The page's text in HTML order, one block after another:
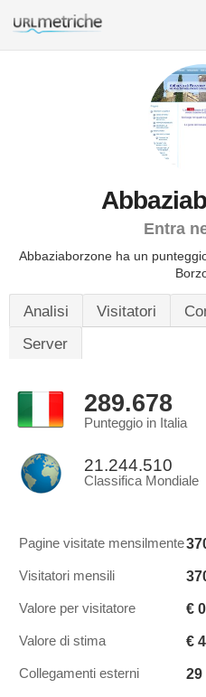
Entra
Abbaziaborzone ha un
Analisi Visitatori
Server
289.678
Punteggio in Italia
21.244.510
Classifica Mondiale
Pagine visitate mensilmente
Visitatori mensili
Valore per visitatore €
Valore di stima €
Collegamenti esterni 29